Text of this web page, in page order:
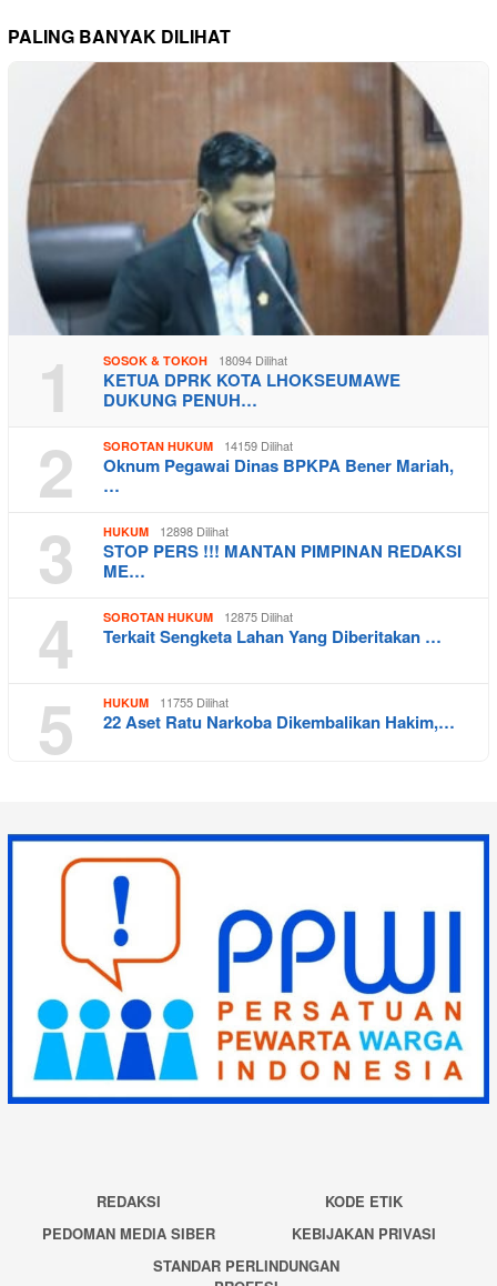
PALING BANYAK DILIHAT
1 SOSOK & TOKOH 18094 Dilihat
KETUA DPRK KOTA LHOKSEUMAWE
DUKUNG PENUH…
2 SOROTAN HUKUM 14159 Dilihat
Oknum Pegawai Dinas BPKPA Bener Mariah,
…
3 HUKUM 12898 Dilihat
STOP PERS !!! MANTAN PIMPINAN REDAKSI
ME…
4 SOROTAN HUKUM 12875 Dilihat
Terkait Sengketa Lahan Yang Diberitakan …
5 HUKUM 11755 Dilihat
22 Aset Ratu Narkoba Dikembalikan Hakim,…
REDAKSI
KODE ETIK
PEDOMAN MEDIA SIBER
KEBIJAKAN PRIVASI
STANDAR PERLINDUNGAN